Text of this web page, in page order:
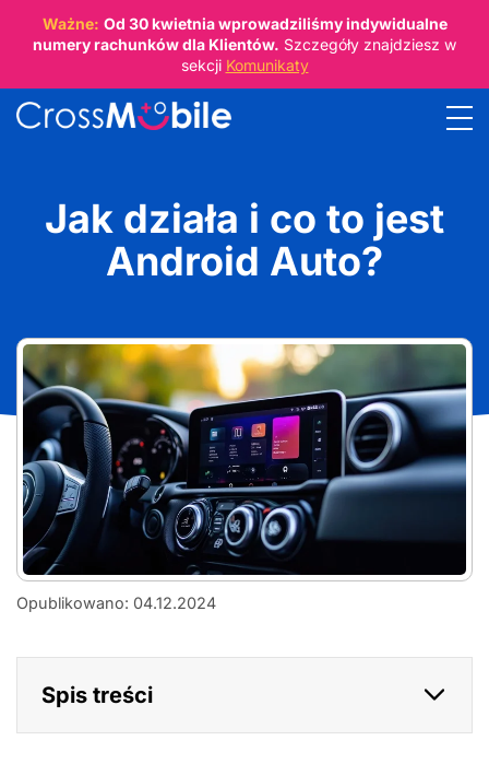
Ważne: Od 30 kwietniawprowadziliśmy indywidualne
numery rachunków dla Klientów. Szczegóły znajdziesz w
sekcji Komunikaty
Jak działa i co to jest
Android Auto?
image
the
car
Opublikowano: 04.12.2024
Spis treści